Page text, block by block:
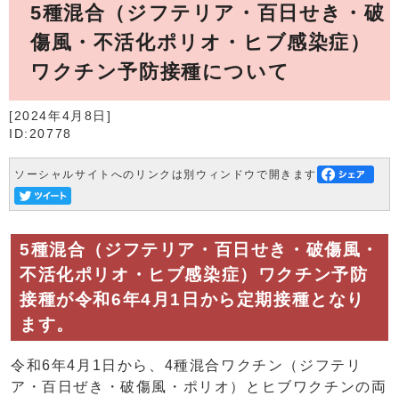
5種混合（ジフテリア・百日せき・破
傷風・不活化ポリオ・ヒブ感染症）
ワクチン予防接種について
[2024年4月8日]
ID:20778
ソーシャルサイトへのリンクは別ウィンドウで開きます
5種混合（ジフテリア・百日せき・破傷風・
不活化ポリオ・ヒブ感染症）ワクチン予防
接種が令和6年4月1日から定期接種となり
ます。
令和6年4月1日から、4種混合ワクチン（ジフテリ
ア・百日ぜき・破傷風・ポリオ）とヒブワクチンの両